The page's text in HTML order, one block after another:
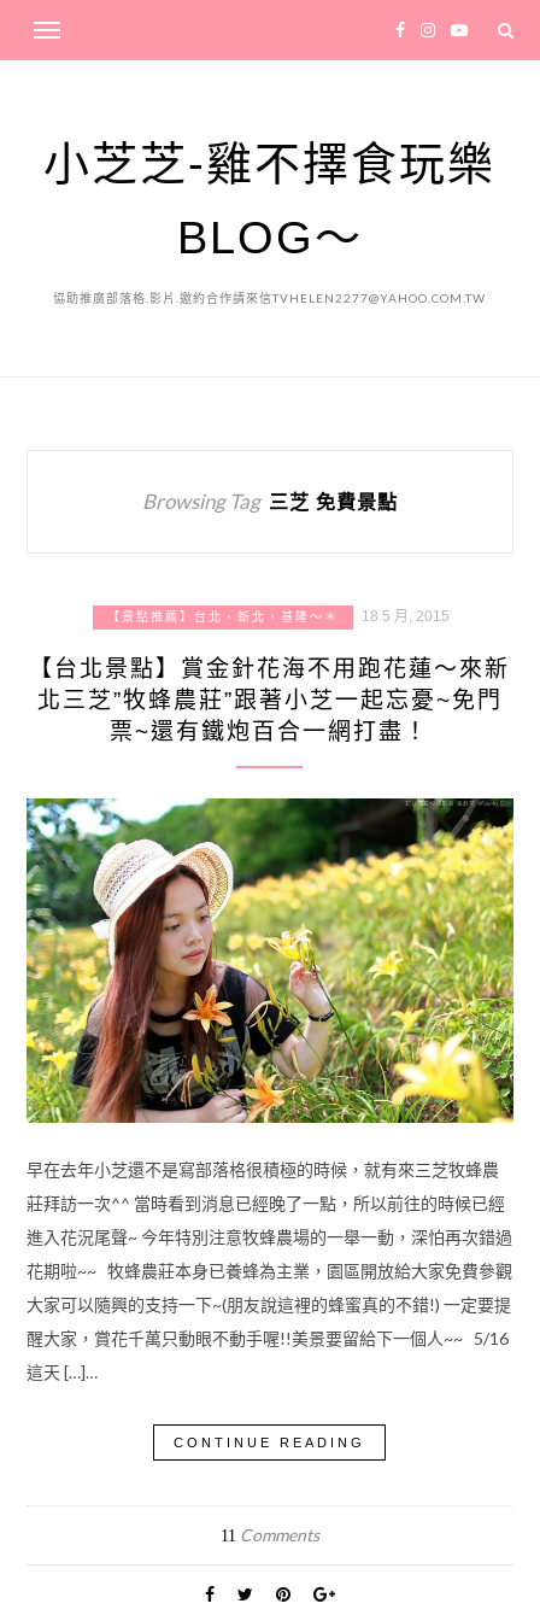
小芝芝-雞不擇食玩樂
BLOG～
協助推廣部落格.影片.邀約合作請來信TVHELEN2277@YAHOO.COM.TW
Browsing Tag 三芝 免費景點
【景點推薦】台北、新北、基隆～＊ 18 5 月, 2015
【台北景點】賞金針花海不用跑花蓮～來新
北三芝”牧蜂農莊”跟著小芝一起忘憂~免門
票~還有鐵炮百合一網打盡！
早在去年小芝還不是寫部落格很積極的時候，就有來三芝牧蜂農
莊拜訪一次^^ 當時看到消息已經晚了一點，所以前往的時候已經
進入花況尾聲~ 今年特別注意牧蜂農場的一舉一動，深怕再次錯過
花期啦~~ 牧蜂農莊本身已養蜂為主業，園區開放給大家免費參觀
大家可以隨興的支持一下~(朋友說這裡的蜂蜜真的不錯!) 一定要提
醒大家，賞花千萬只動眼不動手喔!!美景要留給下一個人~~ 5/16
這天 […]…
CONTINUE READING
11 Comments